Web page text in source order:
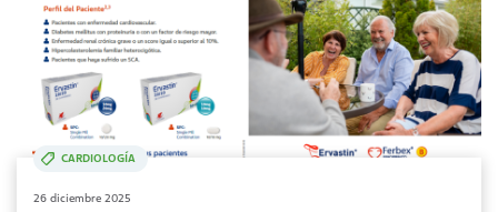
CARDIOLOGÍA
26 diciembre 2025